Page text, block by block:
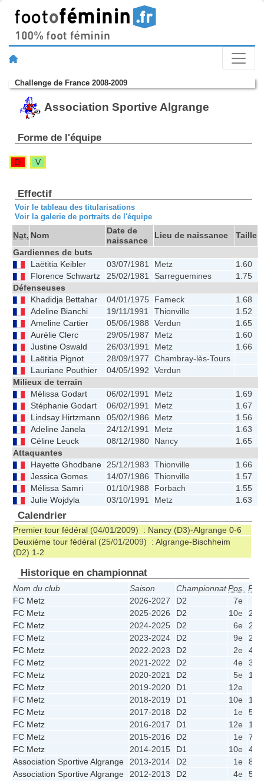
Challenge de France 2008-2009
Association Sportive Algrange
Forme de l'équipe
D V
Effectif
Voir le tableau des titularisations
Voir la galerie de portraits de l'équipe
Nat. Nom
Date de
naissance
Lieu de naissance Taille
Gardiennes de buts
Laëtitia Keibler
03/07/1981 Metz 1.60
Florence Schwartz
25/02/1981 Sarreguemines 1.75
Défenseuses
Khadidja Bettahar
04/01/1975 Fameck 1.68
Adeline Bianchi
19/11/1991 Thionville 1.52
Ameline Cartier
05/06/1988 Verdun 1.65
Aurélie Clerc
29/05/1987 Metz 1.60
Justine Oswald
26/03/1991 Metz 1.66
Laëtitia Pignot
28/09/1977
Chambray-lès-Tours
Lauriane Pouthier
04/05/1992
Verdun
Milieux de terrain
Mélissa Godart
06/02/1991 Metz 1.69
Stéphanie Godart
06/02/1991 Metz 1.67
Lindsay Hirtzmann
05/02/1986 Metz 1.56
Adeline Janela
24/12/1991 Metz 1.63
Céline Leuck
08/12/1980 Nancy 1.65
Attaquantes
Hayette Ghodbane 25/12/1983 Thionville 1.66
Jessica Gomes
14/07/1986 Thionville 1.57
Mélissa Samri
01/10/1988 Forbach 1.55
Julie Wojdyla
03/10/1991 Metz 1.63
Calendrier
Premier tour fédéral (04/01/2009) : Nancy (D3)-Algrange 0-6
Deuxième tour fédéral (25/01/2009) : Algrange-Bischheim
(D2) 1-2
Historique en championnat
Nom du club Saison ChampionnatPos. Pts
FC Metz
2026-2027 D2 7e
FC Metz
2025-2026 D2 10e 22
FC Metz
2024-2025 D2 6e 25
FC Metz
2023-2024 D2 9e 22
FC Metz
2022-2023 D2 2e 40
FC Metz
2021-2022 D2 4e 38
FC Metz
2020-2021 D2 5e
10
FC Metz
2019-2020 D1 12e
FC Metz
2018-2019 D1 10e 19
FC Metz
2017-2018 D2 1e 56
FC Metz
2016-2017 D1 12e 12
FC Metz
2015-2016 D2 1e 77
FC Metz
2014-2015 D1 10e 41
Association Sportive Algrange
2013-2014 D2 1e 80
Association Sportive Algrange
2012-2013 D2 4e 50